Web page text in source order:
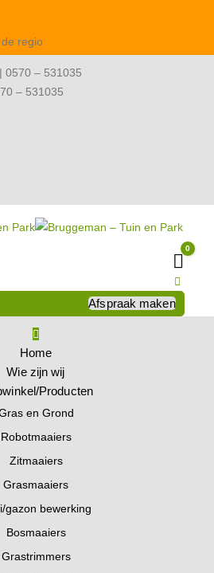
regio
0570 – 531035
– 531035
0
Afspraak maken
Home
Wie zijn wij
Producten
en Grond
Robotmaaiers
Zitmaaiers
Grasmaaiers
gazon bewerking
Bosmaaiers
Grastrimmers